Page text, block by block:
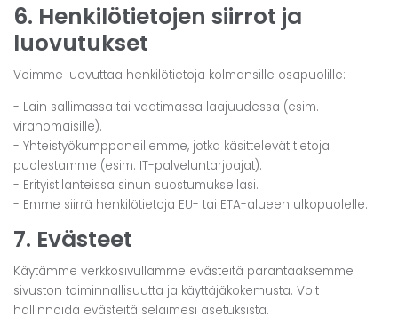
6. Henkilötietojen siirrot ja
luovutukset
Voimme luovuttaa henkilötietoja kolmansille osapuolille:
- Lain sallimassa tai vaatimassa laajuudessa (esim.
viranomaisille).
- Yhteistyökumppaneillemme, jotka käsittelevät tietoja
puolestamme (esim. IT-palveluntarjoajat).
- Erityistilanteissa sinun suostumuksellasi.
- Emme siirrä henkilötietoja EU- tai ETA-alueen ulkopuolelle.
7. Evästeet
Käytämme verkkosivullamme evästeitä parantaaksemme
sivuston toiminnallisuutta ja käyttäjäkokemusta. Voit
hallinnoida evästeitä selaimesi asetuksista.